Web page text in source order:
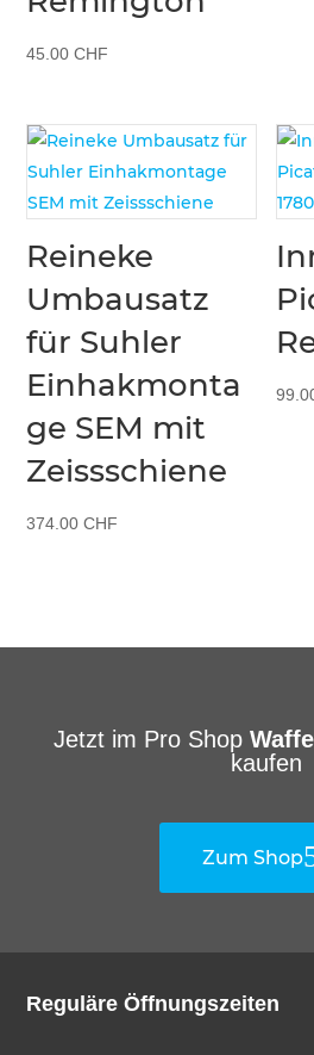
45.00CHF
Reineke
Umbausatz
für Suhler
Einhakmonta
ge SEM mit
Zeissschiene
374.00CHF
Jetzt im Pro Shop
kaufen
Zum Shop
Reguläre Öffnungszeiten